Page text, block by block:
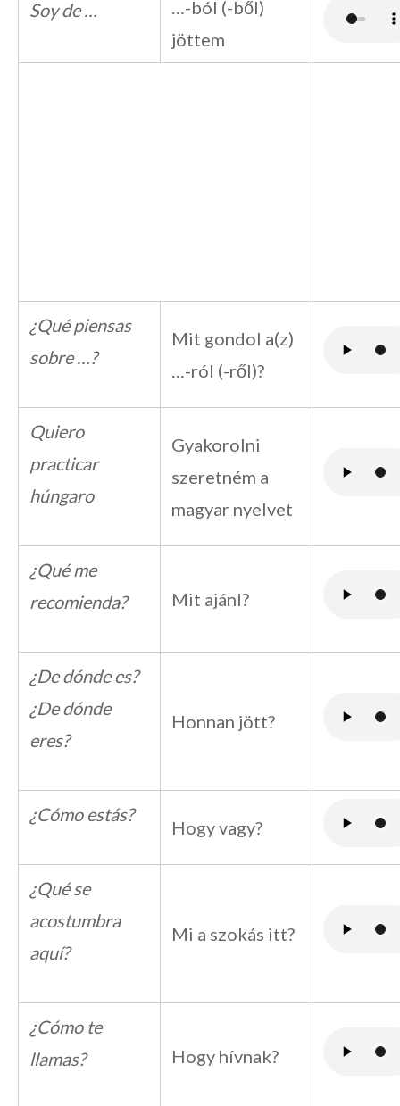
Soy de …
…-ból (-ből)
jöttem
¿Qué piensas
sobre …?
Mit gondol a(z)
…-ról (-ről)?
Quiero
practicar
húngaro
Gyakorolni
szeretném a
magyar nyelvet
¿Qué me
recomienda?
Mit ajánl?
¿De dónde es?
¿De dónde
eres?
Honnan jött?
¿Cómo estás?
Hogy vagy?
¿Qué se
acostumbra
aquí?
Mi a szokás itt?
¿Cómo te
llamas?
Hogy hívnak?